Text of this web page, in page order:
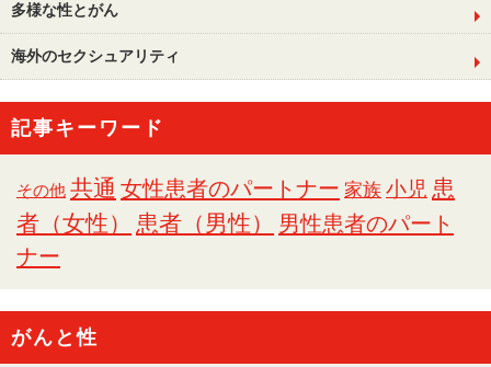
多様な性とがん
海外のセクシュアリティ
記事キーワード
その他 共通 女性患者のパートナー 家族 小児 患
者（女性）
患者（男性）
男性患者のパート
ナー
がんと性